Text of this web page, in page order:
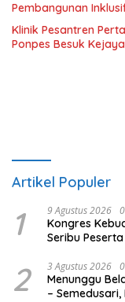
Pembangunan
Klinik Pesantren
Ponpes Besuk
Artikel Populer
1 9 Agustus 2026
Kongres
Seribu
2 3 Agustus 2026
Menunggu
–